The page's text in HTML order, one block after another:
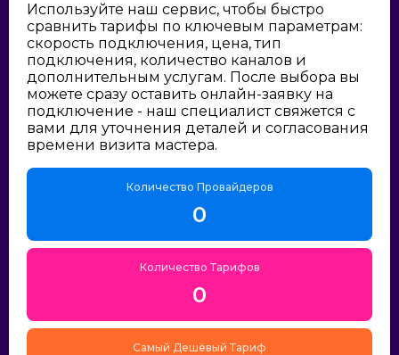
Используйте наш сервис, чтобы быстро
сравнить тарифы по ключевым параметрам:
скорость подключения, цена, тип
подключения, количество каналов и
дополнительным услугам. После выбора вы
можете сразу оставить онлайн-заявку на
подключение - наш специалист свяжется с
вами для уточнения деталей и согласования
времени визита мастера.
Количество Провайдеров
0
Количество Тарифов
0
Самый Дешёвый Тариф